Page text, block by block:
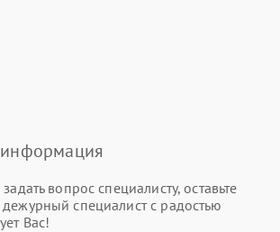
вопрос специалисту, оставьте
специалист с радостью
Вас!